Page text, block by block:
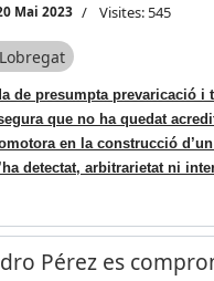
Mai 2023 Visites: 545
de presumpta prevaricació
que no ha quedat
en la construcció
detectat, arbitrarietat ni